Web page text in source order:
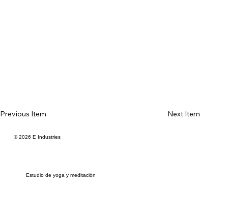
Previous Item Next Item
Estudio de yoga y meditación
© 2026 E Industries